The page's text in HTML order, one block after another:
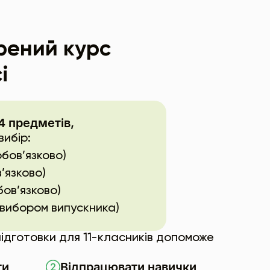
курс
предметів,
випускника)
для 11-класників допоможе
Відпрацювати навички